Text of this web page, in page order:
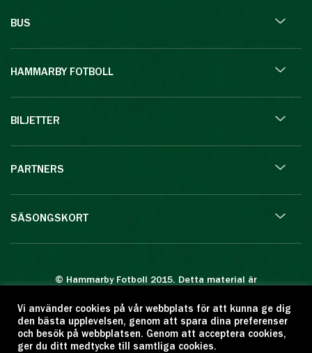
BUS
HAMMARBY FOTBOLL
BILJETTER
PARTNERS
SÄSONGSKORT
© Hammarby Fotboll 2015. Detta material är
Eftertryck eller annan kopiering är förbjuden.
Citera oss gärna men ange källan:
www.hammarbyfotboll.se. Ansvarig utgivare:
Vi använder cookies på vår webbplats för att kunna ge dig
den bästa upplevelsen, genom att spara dina preferenser
och besök på webbplatsen. Genom att acceptera cookies,
ger du ditt medtycke till samtliga cookies.